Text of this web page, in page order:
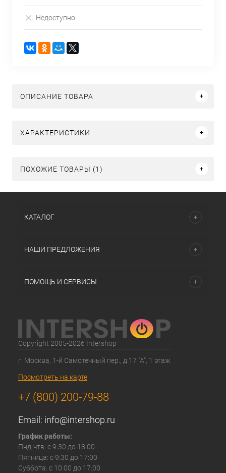
Недоступно
ОПИСАНИЕ ТОВАРА
ХАРАКТЕРИСТИКИ
ПОХОЖИЕ ТОВАРЫ (1)
КАТАЛОГ
НАШИ ПРЕДЛОЖЕНИЯ
ПОМОЩЬ И СЕРВИСЫ
Copyright 2005-2026 Intershop
г. Москва, 1-й Самотечный пер., д.17 "А", 1 этаж
Посмотреть на карте
+7 (800) 200-79-88
Email: info@intershop.ru
График работы:
Пнд-чтв: с 9:30 до 18:00
Пятница: с 9:30 до 17:00
Суббота: с 10:00 до 17:00